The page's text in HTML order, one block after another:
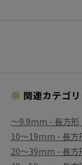
関連カテゴリ
〜9.9mm - 長方形
10〜19mm - 長方
20〜39mm - 長方